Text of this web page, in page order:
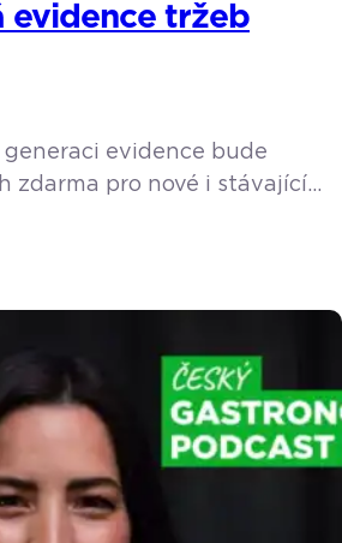
evidence tržeb
generaci evidence bude
zdarma pro nové i stávající
připravit bez zbytečného
vám usnadnili orientaci
krocích, připravili